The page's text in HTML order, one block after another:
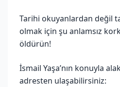
Tarihi okuyanlardan değil
olmak için şu anlamsız
öldürün!
İsmail Yaşa’nın konuyla
adresten ulaşabilirsiniz: